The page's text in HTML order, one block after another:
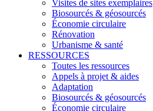
Visites de sites exemplaires
Biosourcés & géosourcés
Économie circulaire
Rénovation
Urbanisme & santé
RESSOURCES
Toutes les ressources
Appels à projet & aides
Adaptation
Biosourcés & géosourcés
Économie circulaire